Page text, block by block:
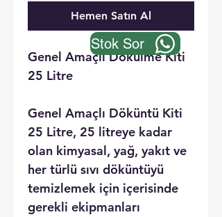
Hemen Satın Al
Genel Amaçlı Dökülme Kiti
25 Litre
Genel Amaçlı Döküntü Kiti
25 Litre, 25 litreye kadar
olan kimyasal, yağ, yakıt ve
her türlü sıvı döküntüyü
temizlemek için içerisinde
gerekli ekipmanları
Stok Sor